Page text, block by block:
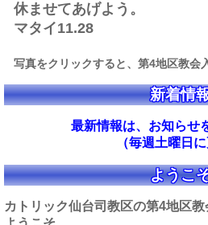
休ませてあげよう。
マタイ11.28
写真をクリックすると、第4地区教会
新着情
最新情報は、お知らせ
（毎週土曜日に
ようこ
カトリック仙台司教区の第4地区